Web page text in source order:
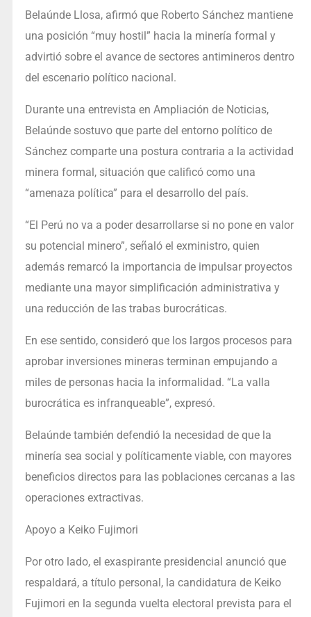
Belaúnde Llosa, afirmó que Roberto Sánchez mantiene
una posición “muy hostil” hacia la minería formal y
advirtió sobre el avance de sectores antimineros dentro
del escenario político nacional.
Durante una entrevista en Ampliación de Noticias,
Belaúnde sostuvo que parte del entorno político de
Sánchez comparte una postura contraria a la actividad
minera formal, situación que calificó como una
“amenaza política” para el desarrollo del país.
“El Perú no va a poder desarrollarse si no pone en valor
su potencial minero”, señaló el exministro, quien
además remarcó la importancia de impulsar proyectos
mediante una mayor simplificación administrativa y
una reducción de las trabas burocráticas.
En ese sentido, consideró que los largos procesos para
aprobar inversiones mineras terminan empujando a
miles de personas hacia la informalidad. “La valla
burocrática es infranqueable”, expresó.
Belaúnde también defendió la necesidad de que la
minería sea social y políticamente viable, con mayores
beneficios directos para las poblaciones cercanas a las
operaciones extractivas.
Apoyo a Keiko Fujimori
Por otro lado, el exaspirante presidencial anunció que
respaldará, a título personal, la candidatura de Keiko
Fujimori en la segunda vuelta electoral prevista para el